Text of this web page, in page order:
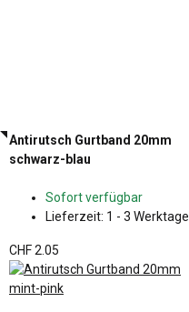
Antirutsch Gurtband 20mm
schwarz-blau
Sofort verfügbar
Lieferzeit: 1 - 3 Werktage
CHF 2.05